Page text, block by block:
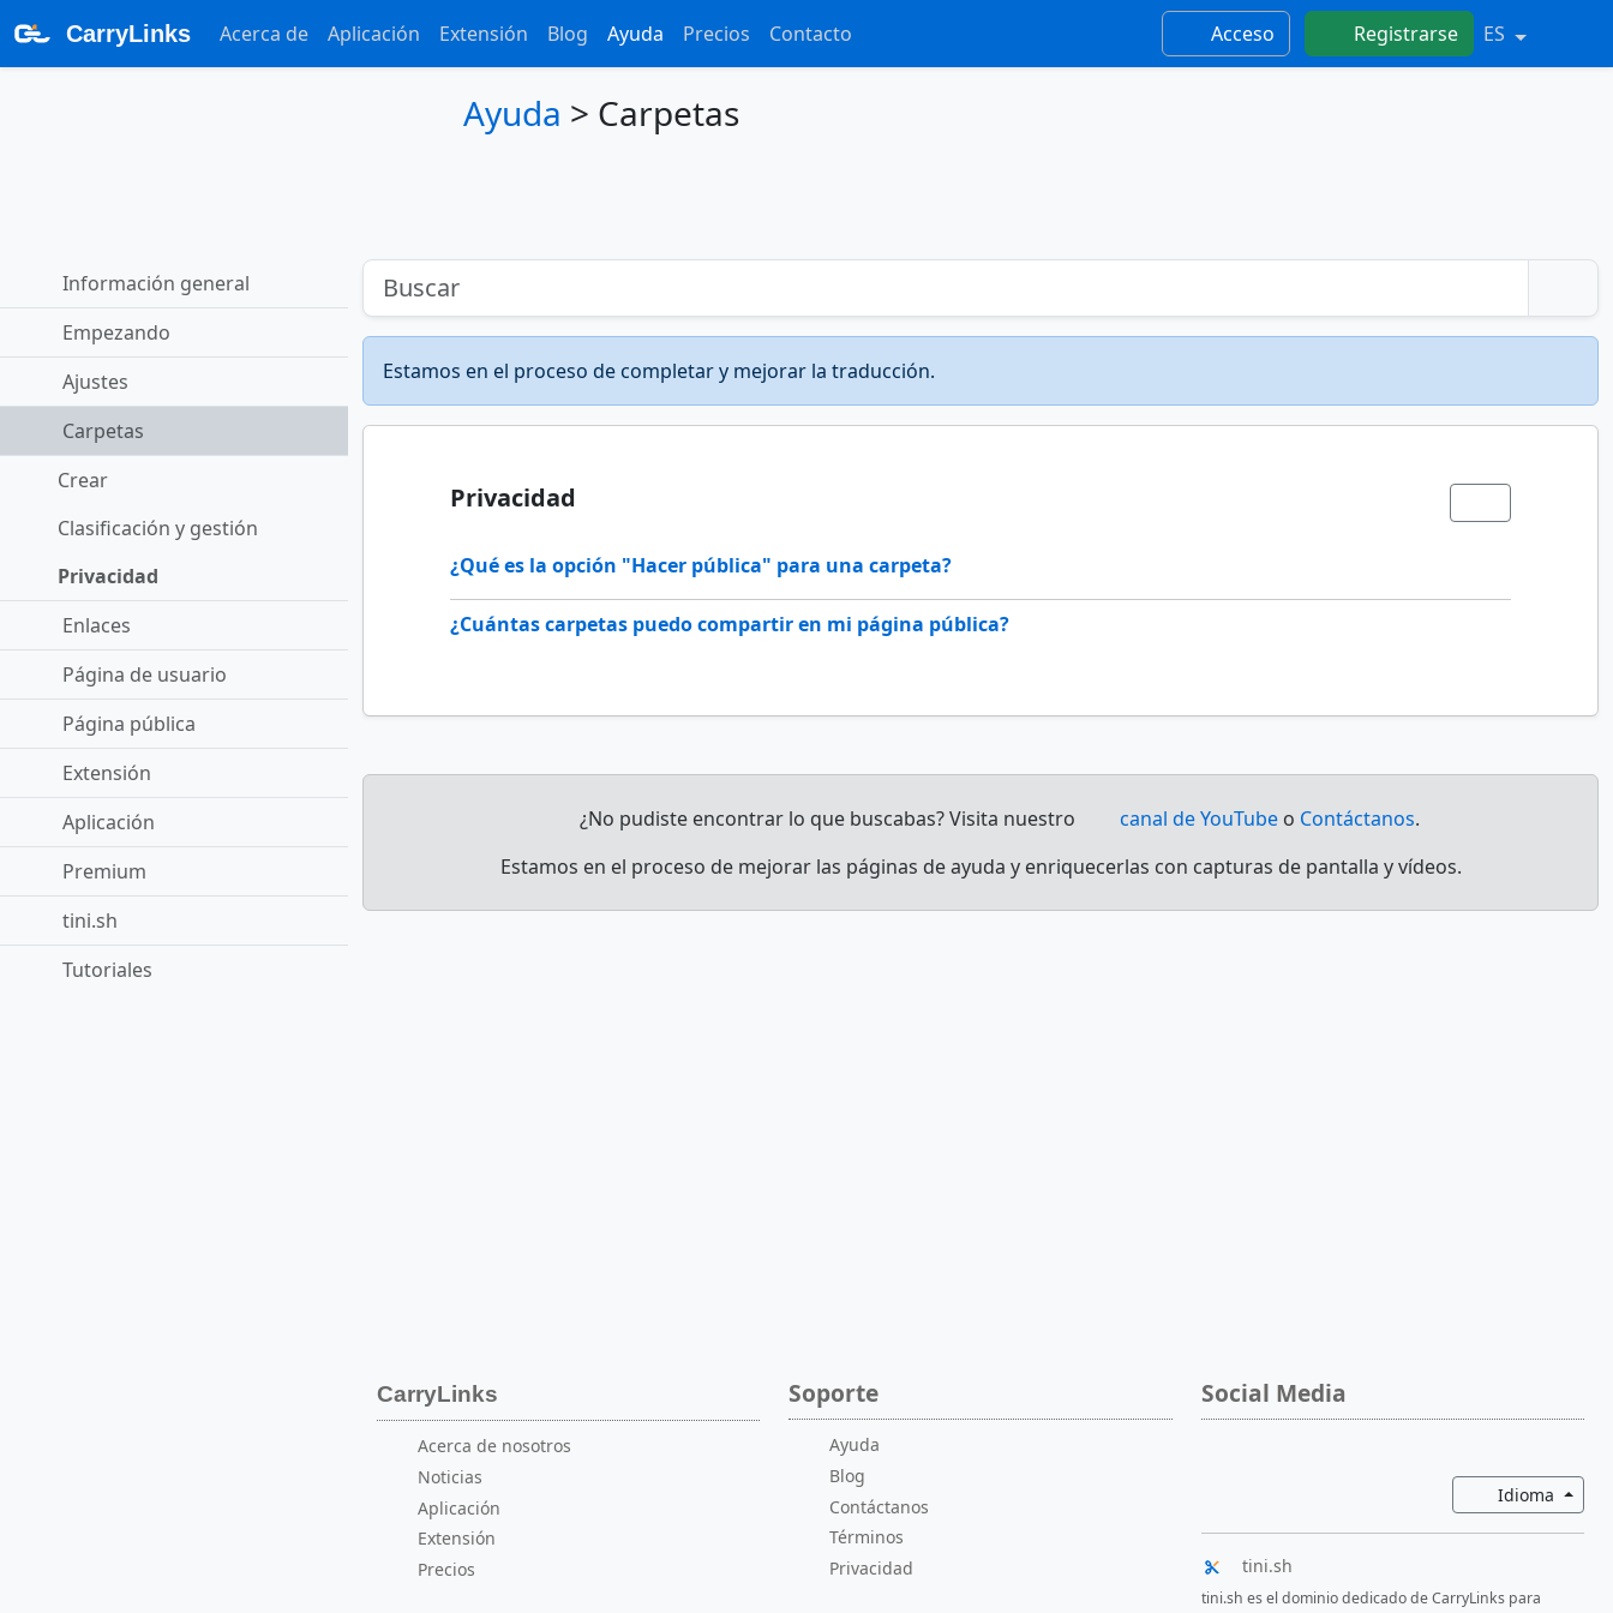
CarryLinks Acerca de Aplicación Extensión Blog Ayuda Precios Contacto Acceso Registrarse ES
Información general
Empezando
Ajustes
Carpetas
Crear
Clasificación y gestión
Privacidad
Enlaces
Página de usuario
Página pública
Extensión
Aplicación
Premium
tini.sh
Tutoriales
Ayuda > Carpetas
Estamos en el proceso de completar y mejorar la traducción.
Privacidad
¿Qué es la opción "Hacer pública" para una carpeta?
¿Cuántas carpetas puedo compartir en mi página pública?
¿No pudiste encontrar lo que buscabas? Visita nuestro canal de YouTube o Contáctanos.
Estamos en el proceso de mejorar las páginas de ayuda y enriquecerlas con capturas de pantalla y vídeos.
CarryLinks
Acerca de nosotros
Noticias
Aplicación
Extensión
Precios
Soporte
Ayuda
Blog
Contáctanos
Términos
Privacidad
Social Media
Idioma
tini.sh
tini.sh es el dominio dedicado de CarryLinks para